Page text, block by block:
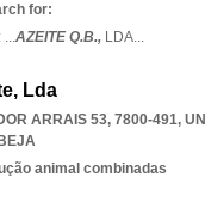
for:
...AZEITE Q.B., LDA...
Lda
ARRAIS 53, 7800-491,
BEJA
animal combinadas